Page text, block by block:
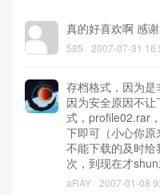
真的好喜欢啊 感
585 2007-07-31
存档格式，因为
因为安全原因不
式，profile02.rar
下即可（小心你
不能下载的及时
次，到现在才shun
aRAY 2007-01-08